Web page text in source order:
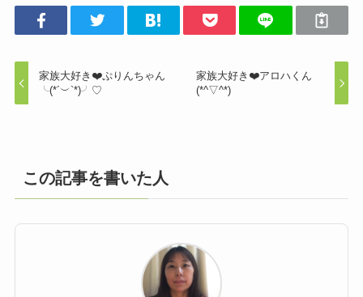
家族大好き❤️ぷりんちゃん
╰(*´︶`*)╯♡
家族大好き❤️アロハくん
(*^▽^*)
この記事を書いた人